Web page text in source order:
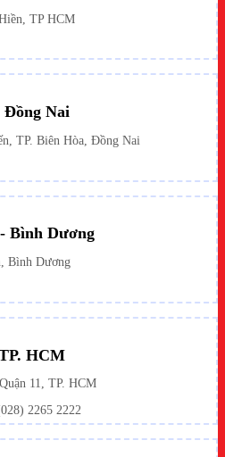
TP HCM
Đồng Nai
TP. Biên Hòa, Đồng Nai
Bình Dương
Bình Dương
HCM
11, TP. HCM
2265 2222